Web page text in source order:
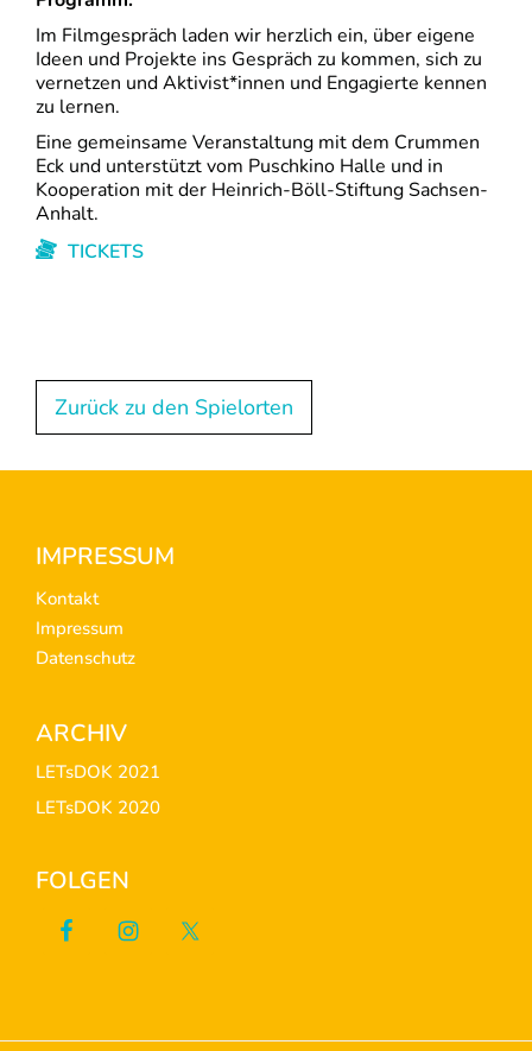
Im Filmgespräch laden wir herzlich ein, über eigene
Ideen und Projekte ins Gespräch zu kommen, sich zu
vernetzen und Aktivist*innen und Engagierte kennen
zu lernen.
Eine gemeinsame Veranstaltung mit dem Crummen
Eck und unterstützt vom Puschkino Halle und in
Kooperation mit der Heinrich-Böll-Stiftung Sachsen-
Anhalt.
TICKETS
Zurück zu den Spielorten
Footer
IMPRESSUM
Kontakt
Impressum
Datenschutz
ARCHIV
LETsDOK 2021
LETsDOK 2020
FOLGEN